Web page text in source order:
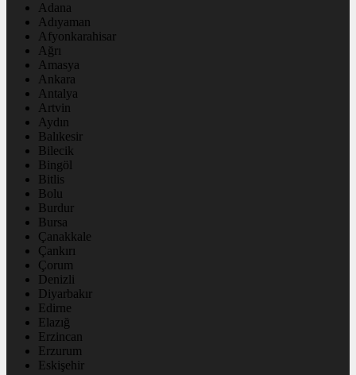
Adana
Adıyaman
Afyonkarahisar
Ağrı
Amasya
Ankara
Antalya
Artvin
Aydın
Balıkesir
Bilecik
Bingöl
Bitlis
Bolu
Burdur
Bursa
Çanakkale
Çankırı
Çorum
Denizli
Diyarbakır
Edirne
Elazığ
Erzincan
Erzurum
Eskişehir